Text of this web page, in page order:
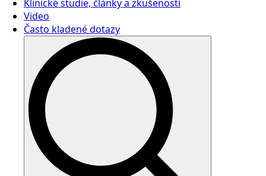
Klinické studie, články a zkušenosti
Video
Často kladené dotazy
Search